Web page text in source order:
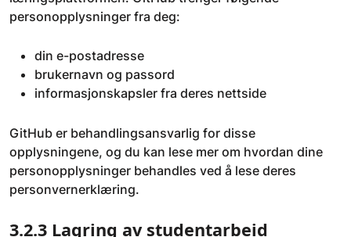
personopplysninger fra deg:
din e-postadresse
brukernavn og passord
informasjonskapsler fra deres nettside
GitHub er behandlingsansvarlig for disse
opplysningene, og du kan lese mer om hvordan dine
personopplysninger behandles ved å lese deres
personvernerklæring.
3.2.3 Lagring av studentarbeid